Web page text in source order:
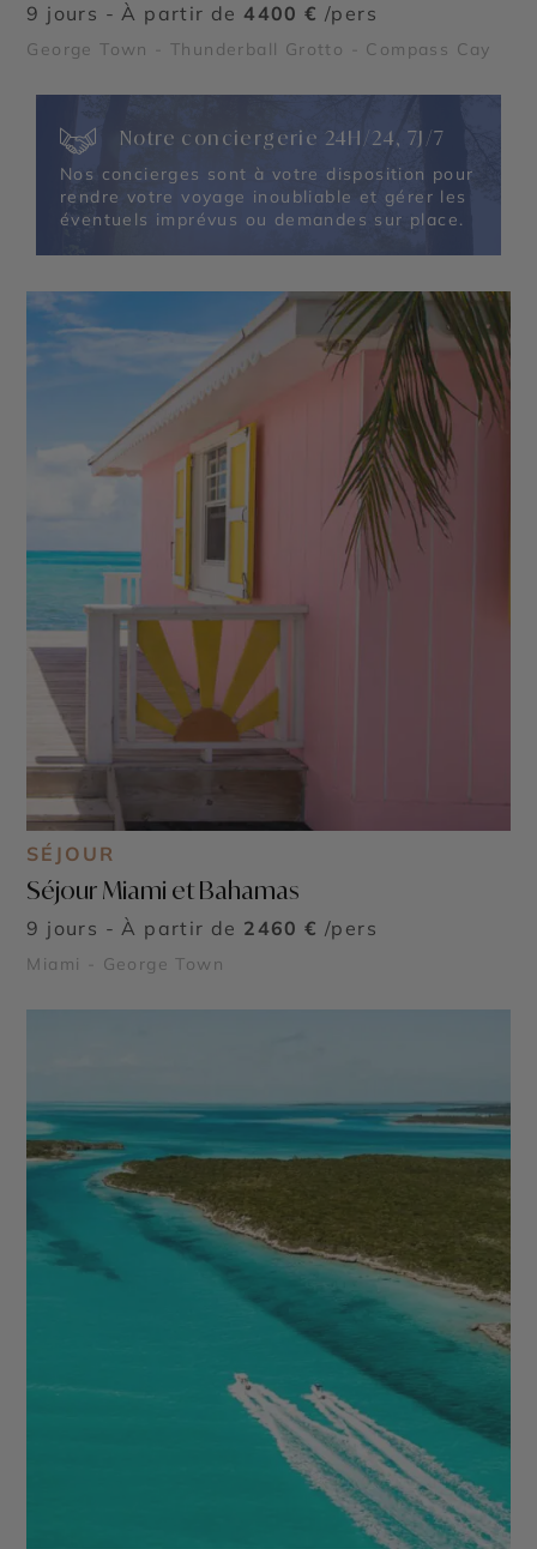
9 jours - À partir de 4400 € /pers
George Town - Thunderball Grotto - Compass Cay
Notre conciergerie 24H/24, 7J/7
Nos concierges sont à votre disposition pour
rendre votre voyage inoubliable et gérer les
éventuels imprévus ou demandes sur place.
SÉJOUR
Séjour Miami et Bahamas
9 jours - À partir de 2460 € /pers
Miami - George Town